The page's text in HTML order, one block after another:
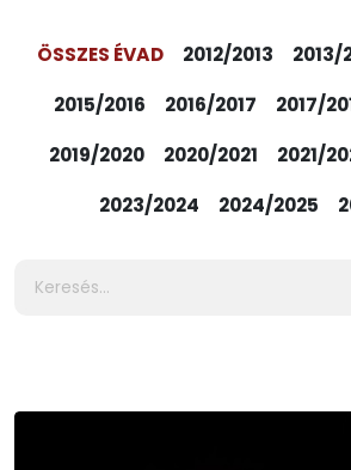
ÖSSZES ÉVAD 2012/2013 2013/
2015/2016
2016/2017 2017/
2019/2020
2020/2021 2021/
2023/2024
2024/2025